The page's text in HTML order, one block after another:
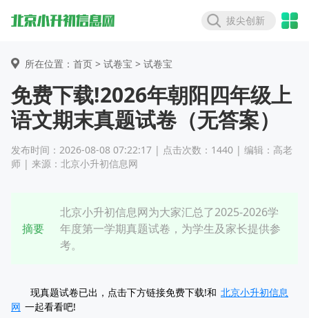
拔尖创新
所在位置：首页 > 试卷宝 > 试卷宝
免费下载!2026年朝阳四年级上
语文期末真题试卷（无答案）
发布时间：2026-08-08 07:22:17 | 点击次数：1440 | 编辑：高老
师 | 来源：北京小升初信息网
摘要
北京小升初信息网为大家汇总了2025-2026学
年度第一学期真题试卷，为学生及家长提供参
考。
现真题试卷已出，点击下方链接免费下载!和 北京小升初信息
网 一起看看吧!